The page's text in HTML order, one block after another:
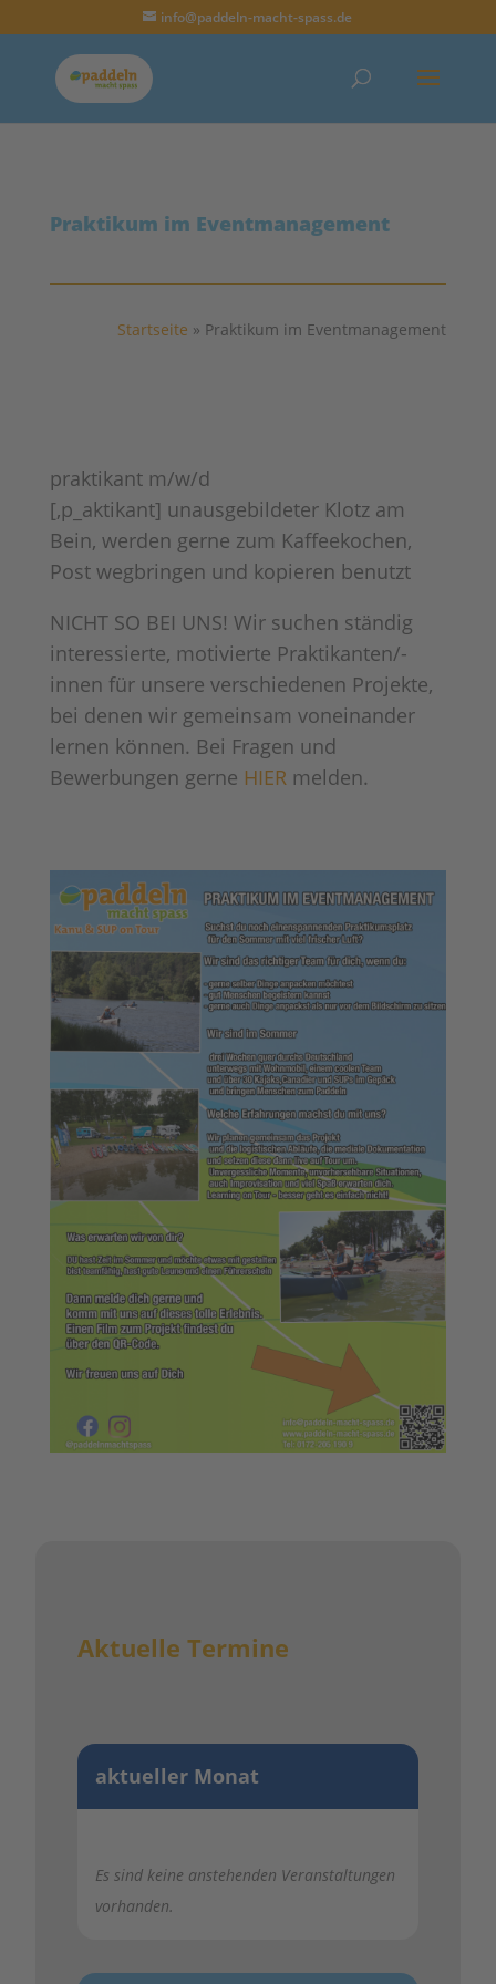
info@paddeln-macht-spass.de
Praktikum im Eventmanagement
Startseite » Praktikum im Eventmanagement
praktikant m/w/d
[‚p_aktikant] unausgebildeter Klotz am
Bein, werden gerne zum Kaffeekochen,
Post wegbringen und kopieren benutzt
NICHT SO BEI UNS! Wir suchen ständig
interessierte, motivierte Praktikanten/-
innen für unsere verschiedenen Projekte,
bei denen wir gemeinsam voneinander
lernen können. Bei Fragen und
Bewerbungen gerne HIERmelden.
Aktuelle Termine
aktueller Monat
Es sind keine anstehenden Veranstaltungen
vorhanden.